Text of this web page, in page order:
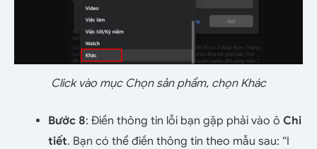
Click vào mục Chọn sản phẩm, chọn Khác
Bước 8: Điền thông tin lỗi bạn gặp phải vào ô Chi
tiết. Bạn có thể điền thông tin theo mẫu sau: “I